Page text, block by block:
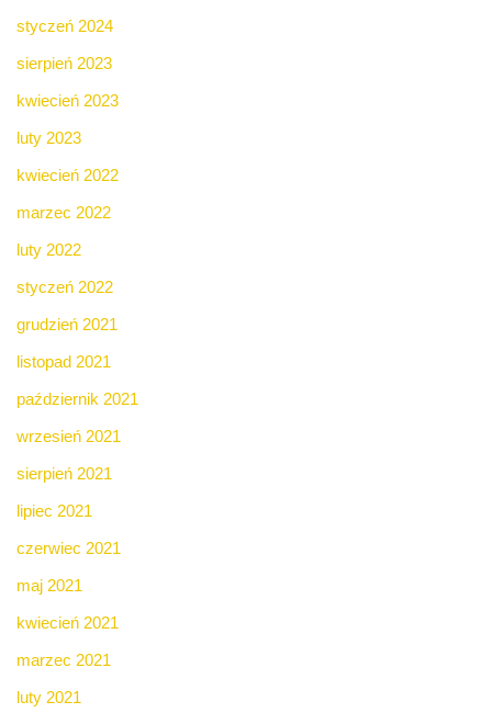
styczeń 2024
sierpień 2023
kwiecień 2023
luty 2023
kwiecień 2022
marzec 2022
luty 2022
styczeń 2022
grudzień 2021
listopad 2021
październik 2021
wrzesień 2021
sierpień 2021
lipiec 2021
czerwiec 2021
maj 2021
kwiecień 2021
marzec 2021
luty 2021